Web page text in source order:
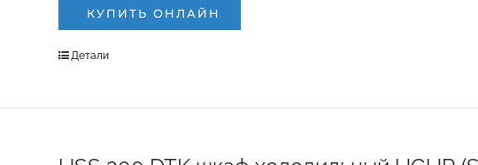
КУПИТЬ ОНЛАЙН
Детали